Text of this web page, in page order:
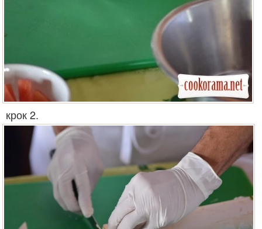
крок 2.